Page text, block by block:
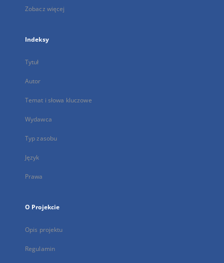
Zobacz więcej
Indeksy
Tytuł
Autor
Temat i słowa kluczowe
Wydawca
Typ zasobu
Język
Prawa
O Projekcie
Opis projektu
Regulamin